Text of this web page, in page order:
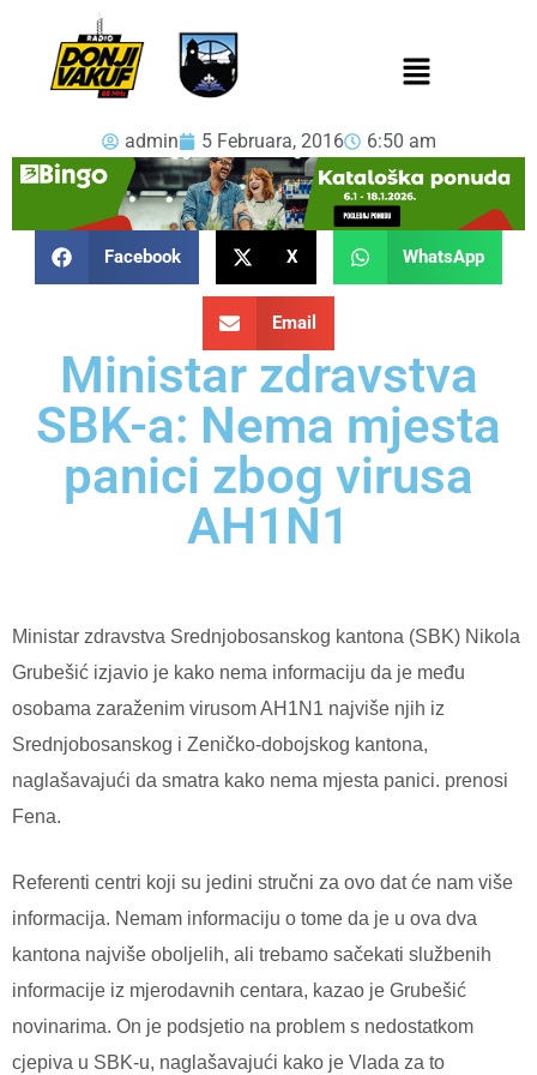
admin 5 Februara, 2016 6:50 am
Facebook X WhatsApp
Email
Ministar zdravstva
SBK-a: Nema mjesta
panici zbog virusa
AH1N1
Ministar zdravstva Srednjobosanskog kantona (SBK) Nikola
Grubešić izjavio je kako nema informaciju da je među
osobama zaraženim virusom AH1N1 najviše njih iz
Srednjobosanskog i Zeničko-dobojskog kantona,
naglašavajući da smatra kako nema mjesta panici. prenosi
Fena.
Referenti centri koji su jedini stručni za ovo dat će nam više
informacija. Nemam informaciju o tome da je u ova dva
kantona najviše oboljelih, ali trebamo sačekati službenih
informacije iz mjerodavnih centara, kazao je Grubešić
novinarima. On je podsjetio na problem s nedostatkom
cjepiva u SBK-u, naglašavajući kako je Vlada za to